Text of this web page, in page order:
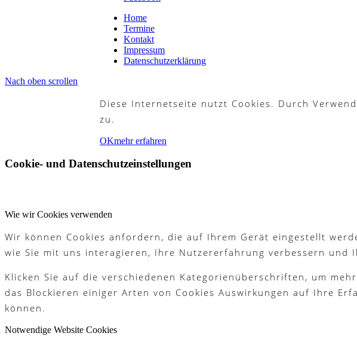
Golfreisen
Akademie
Schnupperjahr
Home
Termine
Kontakt
Impressum
Datenschutzerklärung
Nach oben scrollen
Diese Internetseite nutzt Cookies. Durch
zu.
OKmehr erfahren
Cookie- und Datenschutzeinstellungen
Wie wir Cookies verwenden
Wir können Cookies anfordern, die auf Ihrem Gerät eingestellt
wie Sie mit uns interagieren, Ihre Nutzererfahrung verbessern und
Klicken Sie auf die verschiedenen Kategorienüberschriften, um
das Blockieren einiger Arten von Cookies Auswirkungen auf Ihre
können.
Notwendige Website Cookies